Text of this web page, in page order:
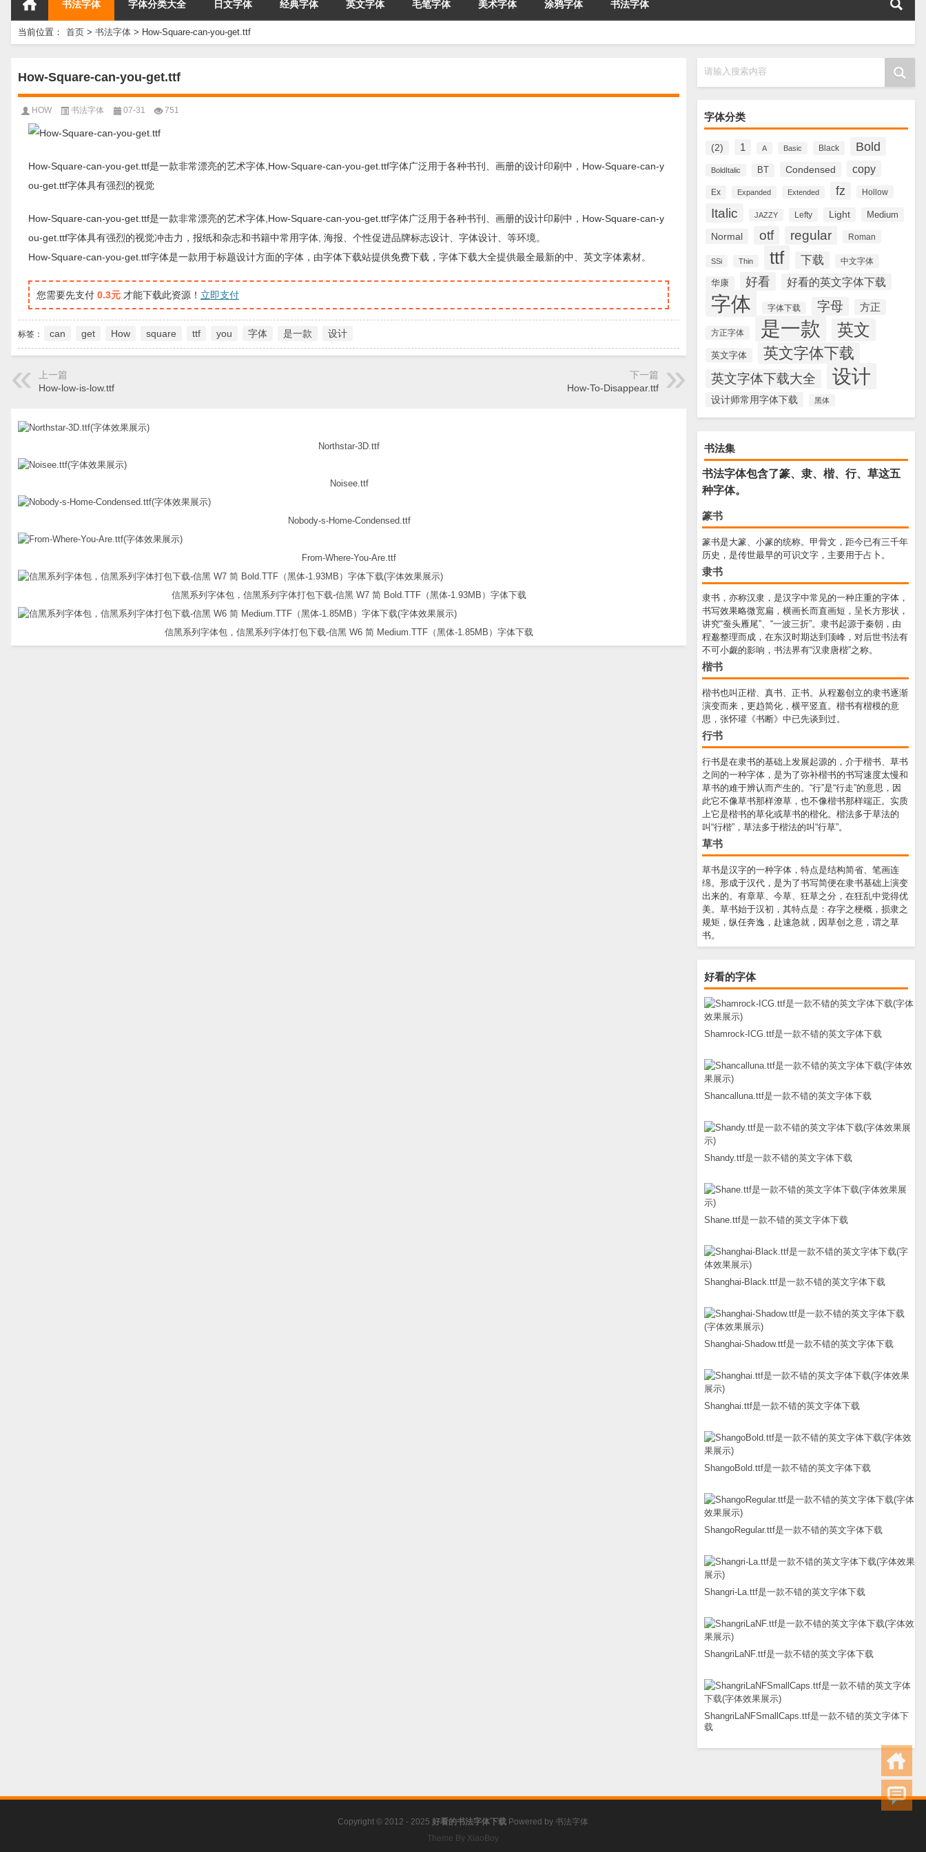
书法字体 字体分类大全 日文字体 经典字体 英文字体 毛笔字体 美术字体 涂鸦字体 书法字体
当前位置： 首页 > 书法字体 > How-Square-can-you-get.ttf
请输入搜索内容
字体分类
(2) 1 A Basic Black Bold
BoldItalic BT Condensed copy
Ex Expanded Extended fz Hollow
Italic JAZZY Lefty Light Medium
Normal otf regular Roman
SSi Thin ttf 下载 中文字体
华康 好看 好看的英文字体下载
字体 字体下载 字母 方正
方正字体 是一款 英文
英文字体 英文字体下载
英文字体下载大全 设计
设计师常用字体下载 黑体
书法集
书法字体包含了篆、隶、楷、行、草这五
种字体。
篆书
篆书是大篆、小篆的统称。甲骨文，距今已有三千年
历史，是传世最早的可识文字，主要用于占卜。
隶书
隶书，亦称汉隶，是汉字中常见的一种庄重的字体，
书写效果略微宽扁，横画长而直画短，呈长方形状，
讲究“蚕头雁尾”、“一波三折”。隶书起源于秦朝，由
程邈整理而成，在东汉时期达到顶峰，对后世书法有
不可小觑的影响，书法界有“汉隶唐楷”之称。
楷书
楷书也叫正楷、真书、正书。从程邈创立的隶书逐渐
演变而来，更趋简化，横平竖直。楷书有楷模的意
思，张怀瓘《书断》中已先谈到过。
行书
行书是在隶书的基础上发展起源的，介于楷书、草书
之间的一种字体，是为了弥补楷书的书写速度太慢和
草书的难于辨认而产生的。“行”是“行走”的意思，因
此它不像草书那样潦草，也不像楷书那样端正。实质
上它是楷书的草化或草书的楷化。楷法多于草法的
叫“行楷”，草法多于楷法的叫“行草”。
草书
草书是汉字的一种字体，特点是结构简省、笔画连
绵。形成于汉代，是为了书写简便在隶书基础上演变
出来的。有章草、今草、狂草之分，在狂乱中觉得优
美。草书始于汉初，其特点是：存字之梗概，损隶之
规矩，纵任奔逸，赴速急就，因草创之意，谓之草
书。
好看的字体
Shamrock-ICG.ttf是一款不错的英文字体下载
Shancalluna.ttf是一款不错的英文字体下载
Shandy.ttf是一款不错的英文字体下载
Shane.ttf是一款不错的英文字体下载
Shanghai-Black.ttf是一款不错的英文字体下载
Shanghai-Shadow.ttf是一款不错的英文字体下载
Shanghai.ttf是一款不错的英文字体下载
ShangoBold.ttf是一款不错的英文字体下载
ShangoRegular.ttf是一款不错的英文字体下载
Shangri-La.ttf是一款不错的英文字体下载
ShangriLaNF.ttf是一款不错的英文字体下载
ShangriLaNFSmallCaps.ttf是一款不错的英文字体下
载
How-Square-can-you-get.ttf
HOW 书法字体 07-31 751
How-Square-can-you-get.ttf是一款非常漂亮的艺术字体,How-Square-can-you-get.ttf字体广泛用于各种书刊、画册的设计印刷中，How-Square-can-y
ou-get.ttf字体具有强烈的视觉
How-Square-can-you-get.ttf是一款非常漂亮的艺术字体,How-Square-can-you-get.ttf字体广泛用于各种书刊、画册的设计印刷中，How-Square-can-y
ou-get.ttf字体具有强烈的视觉冲击力，报纸和杂志和书籍中常用字体, 海报、个性促进品牌标志设计、字体设计、等环境。
How-Square-can-you-get.ttf字体是一款用于标题设计方面的字体，由字体下载站提供免费下载，字体下载大全提供最全最新的中、英文字体素材。
您需要先支付 0.3元 才能下载此资源！ 立即支付
标签： can get How square ttf you 字体 是一款 设计
上一篇
How-low-is-low.ttf
下一篇
How-To-Disappear.ttf
Northstar-3D.ttf
Noisee.ttf
Nobody-s-Home-Condensed.ttf
From-Where-You-Are.ttf
信黑系列字体包，信黑系列字体打包下载-信黑 W7 简 Bold.TTF（黑体-1.93MB）字体下载
信黑系列字体包，信黑系列字体打包下载-信黑 W6 简 Medium.TTF（黑体-1.85MB）字体下载
Copyright © 2012 - 2025 好看的书法字体下载 Powered by 书法字体
Theme By XiaoBoy